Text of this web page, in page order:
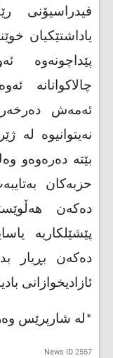
فیدراسیۆنی
یاداشتێكیان
پێداچونه‌وه‌
چالاكوانانه‌
ئه‌مه‌ش
نه‌یتوانیوه‌ له‌
بێته‌ ده‌ره‌وه‌و
حزبه‌كان
ده‌كه‌ن
پێشێلكاریه‌
ده‌كه‌ن بڕیار
ئازادیخوازانی
*لە شارپرێس
News ID2557